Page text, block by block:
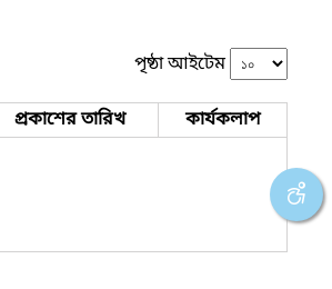
পৃষ্ঠা আইটেম
প্রকাশের তারিখ কার্যকলাপ